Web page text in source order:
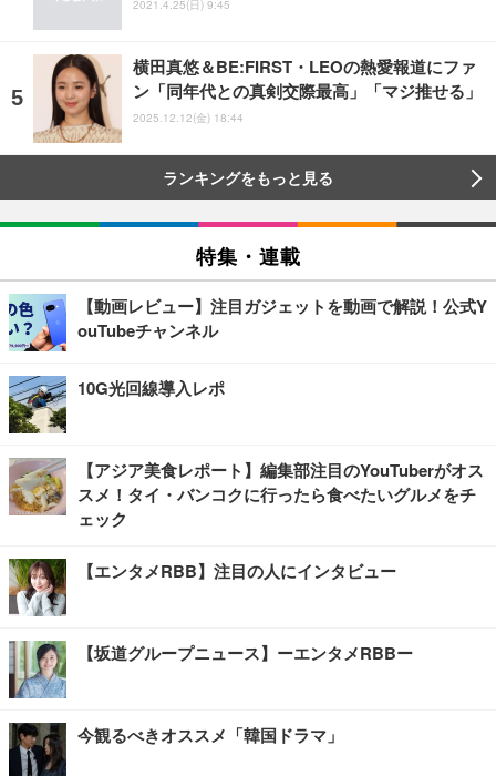
2021.4.25(日) 9:45
横田真悠＆BE:FIRST・LEOの熱愛報道にファ
ン「同年代との真剣交際最高」「マジ推せる」
2025.12.12(金) 18:44
ランキングをもっと見る
特集・連載
【動画レビュー】注目ガジェットを動画で解説！公式Y
ouTubeチャンネル
10G光回線導入レポ
【アジア美食レポート】編集部注目のYouTuberがオス
スメ！タイ・バンコクに行ったら食べたいグルメをチ
ェック
【エンタメRBB】注目の人にインタビュー
【坂道グループニュース】ーエンタメRBBー
今観るべきオススメ「韓国ドラマ」